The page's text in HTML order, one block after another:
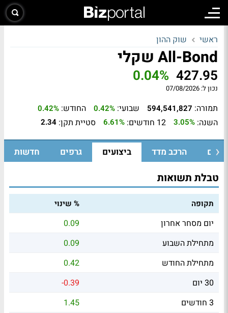
ראשי שוק ההון
All-Bond שקלי
427.95
0.04%
נכון ל: 07/08/2026
תמורה: 594,541,827 שבועי: 0.42% החודש: 0.42%
השנה: 3.05% 12 חודשים: 6.61% סטיית תקן: 2.34
הרכב מדד ביצועים גרפים חדשות
טבלת תשואות
תקופה % שינוי
יום מסחר אחרון
0.09
מתחילת השבוע
0.09
מתחילת החודש
0.42
30 יום
-0.39
3 חודשים
1.45